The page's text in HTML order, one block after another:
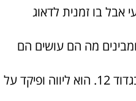
אבל בו זמנית לדאוג
מה הם עושים הם
אסף שובץ כמפקד מחלקה בגדוד 12. הוא ליווה ופיקד על